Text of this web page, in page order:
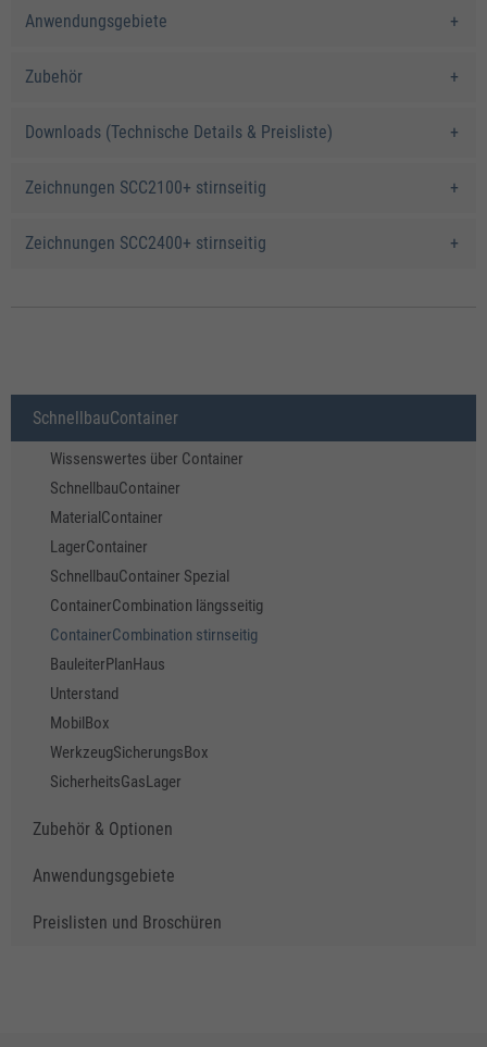
Anwendungsgebiete
Zubehör
Downloads (Technische Details & Preisliste)
Zeichnungen SCC2100+ stirnseitig
Zeichnungen SCC2400+ stirnseitig
SchnellbauContainer
Wissenswertes über Container
SchnellbauContainer
MaterialContainer
LagerContainer
SchnellbauContainer Spezial
ContainerCombination längsseitig
ContainerCombination stirnseitig
BauleiterPlanHaus
Unterstand
MobilBox
WerkzeugSicherungsBox
SicherheitsGasLager
Zubehör & Optionen
Anwendungsgebiete
Preislisten und Broschüren